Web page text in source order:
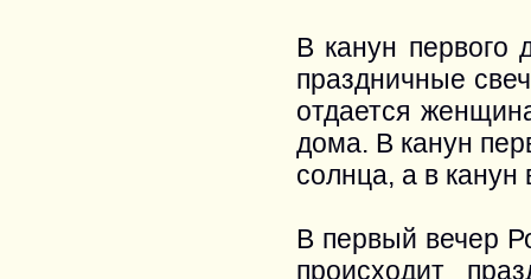
В канун первого
праздничные
отдается
дома. В канун
солнца, а в канун
В первый вечер
происходит